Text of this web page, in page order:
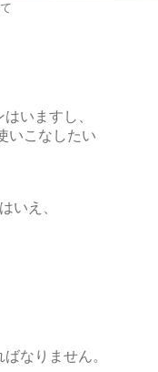
いますし、
いこなしたい
いえ、
なりません。